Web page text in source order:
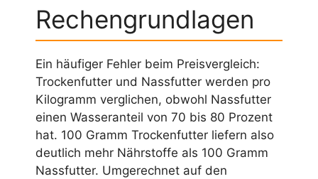
Rechengrundlagen
Ein häufiger Fehler beim Preisvergleich:
Trockenfutter und Nassfutter werden pro
Kilogramm verglichen, obwohl Nassfutter
einen Wasseranteil von 70 bis 80 Prozent
hat. 100 Gramm Trockenfutter liefern also
deutlich mehr Nährstoffe als 100 Gramm
Nassfutter. Umgerechnet auf den